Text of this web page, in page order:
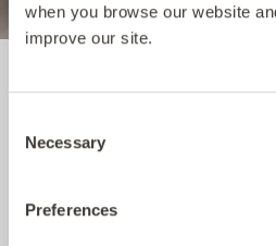
when you browse our website
improve our site.
Selection
Necessary
Preferences
Quantum
Performance Systems ist
Schicht aus Quantum